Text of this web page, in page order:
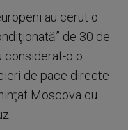
au cerut o
de 30 de
considerat-o o
de pace directe
Moscova cu